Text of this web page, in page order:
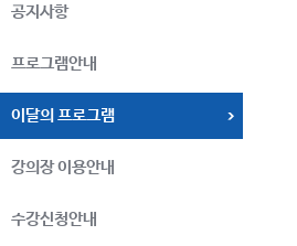
공지사항
프로그램안내
이달의 프로그램
강의장 이용안내
수강신청안내